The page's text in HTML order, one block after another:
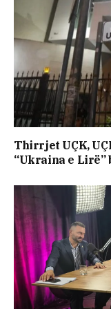
Thirrjet UÇK,
“Ukraina e Lirë”